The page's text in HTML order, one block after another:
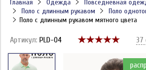
Главная Одежда Повседневная
Поло с длинным рукавом
Поло
Поло с длинным рукавом мятного цвета
Артикул: PLD-04 37